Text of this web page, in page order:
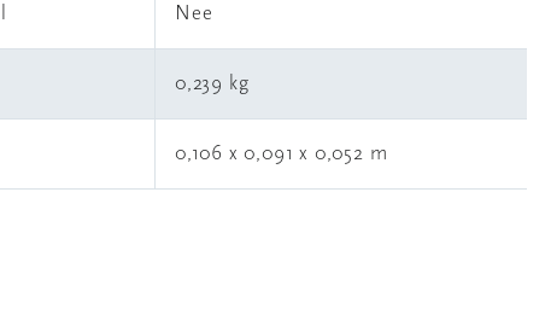
Nee
0,239 kg
0,106 x 0,091 x 0,052 m